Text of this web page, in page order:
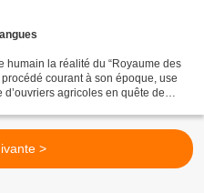
humain la réalité du “Royaume des
courant à son époque, use
agricoles en quête de
>